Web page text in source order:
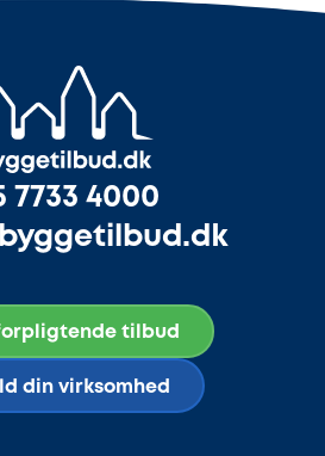
7733 4000
tilbud
din virksomhed